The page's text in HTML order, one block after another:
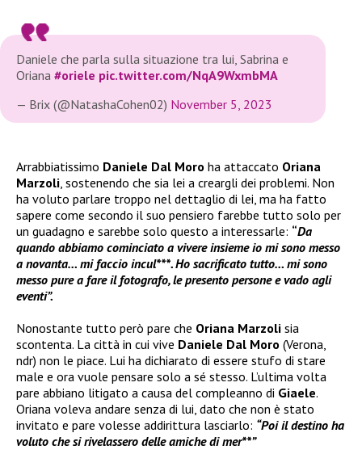
Daniele che parla sulla situazione tra lui, Sabrina e
Oriana #oriele pic.twitter.com/NqA9WxmbMA
— Brix (@NatashaCohen02) November 5, 2023
Arrabbiatissimo Daniele Dal Moro ha attaccato Oriana
Marzoli , sostenendo che sia lei a creargli dei problemi. Non
ha voluto parlare troppo nel dettaglio di lei, ma ha fatto
sapere come secondo il suo pensiero farebbe tutto solo per
un guadagno e sarebbe solo questo a interessarle: “Da
quando abbiamo cominciato a vivere insieme io mi sono messo
a novanta… mi faccio incul***. Ho sacrificato tutto… mi sono
messo pure a fare il fotografo, le presento persone e vado agli
eventi”.
Nonostante tutto però pare che Oriana Marzoli sia
scontenta. La città in cui vive Daniele Dal Moro (Verona,
ndr) non le piace. Lui ha dichiarato di essere stufo di stare
male e ora vuole pensare solo a sé stesso. L’ultima volta
pare abbiano litigato a causa del compleanno di Giaele.
Oriana voleva andare senza di lui, dato che non è stato
invitato e pare volesse addirittura lasciarlo: “Poi il destino ha
voluto che si rivelassero delle amiche di mer**”